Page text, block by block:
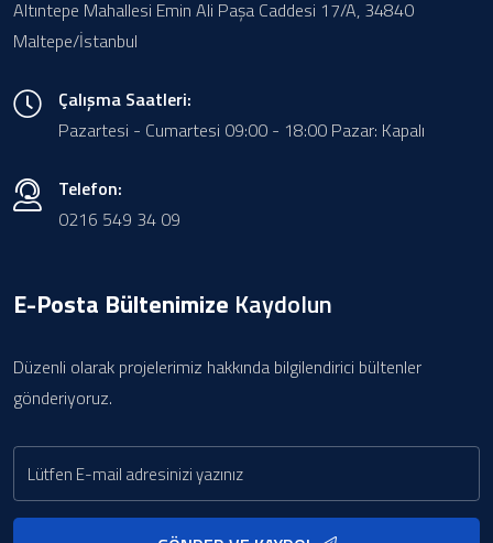
Altıntepe Mahallesi Emin Ali Paşa Caddesi 17/A, 34840
Maltepe/İstanbul
Çalışma Saatleri:
Pazartesi - Cumartesi 09:00 - 18:00 Pazar: Kapalı
Telefon:
0216 549 34 09
E-Posta Bültenimize Kaydolun
Düzenli olarak projelerimiz hakkında bilgilendirici bültenler
gönderiyoruz.